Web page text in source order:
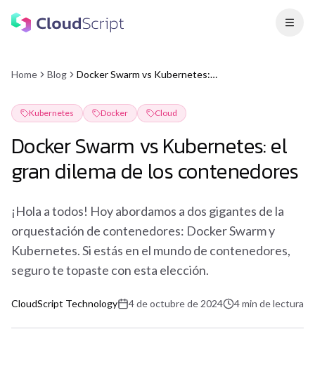
Home Blog Docker Swarm vs Kubernetes: el gran dilema de los contenedores
Kubernetes Docker Cloud
Docker Swarm vs Kubernetes: el
gran dilema de los contenedores
¡Hola a todos! Hoy abordamos a dos gigantes de la
orquestación de contenedores: Docker Swarm y
Kubernetes. Si estás en el mundo de contenedores,
seguro te topaste con esta elección.
CloudScript Technology 4 de octubre de 2024 4min de lectura